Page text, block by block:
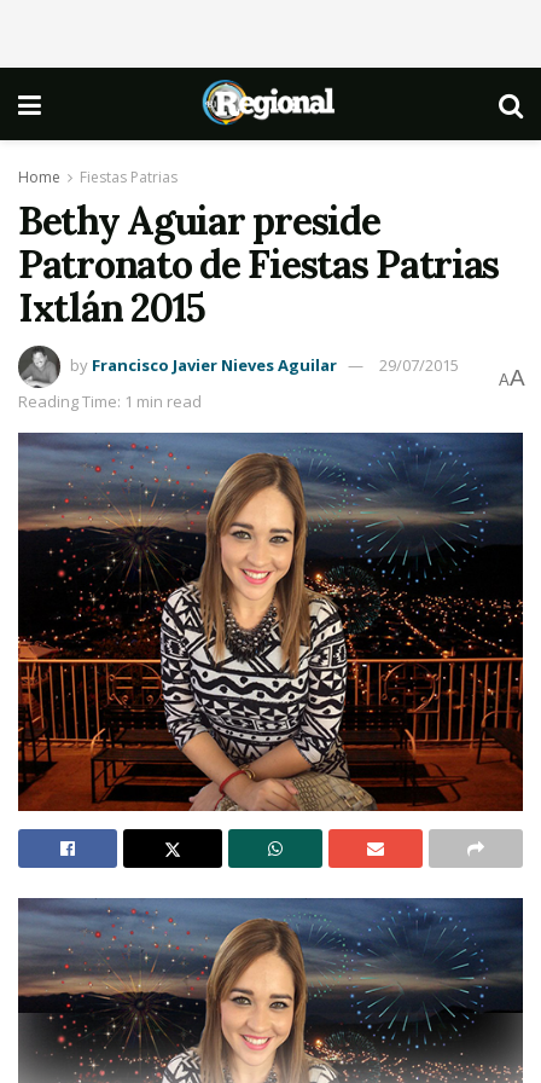
Home Fiestas Patrias
Bethy Aguiar preside
Patronato de Fiestas Patrias
Ixtlán 2015
by Francisco Javier Nieves Aguilar
29/07/2015
Reading Time: 1 min read
AA